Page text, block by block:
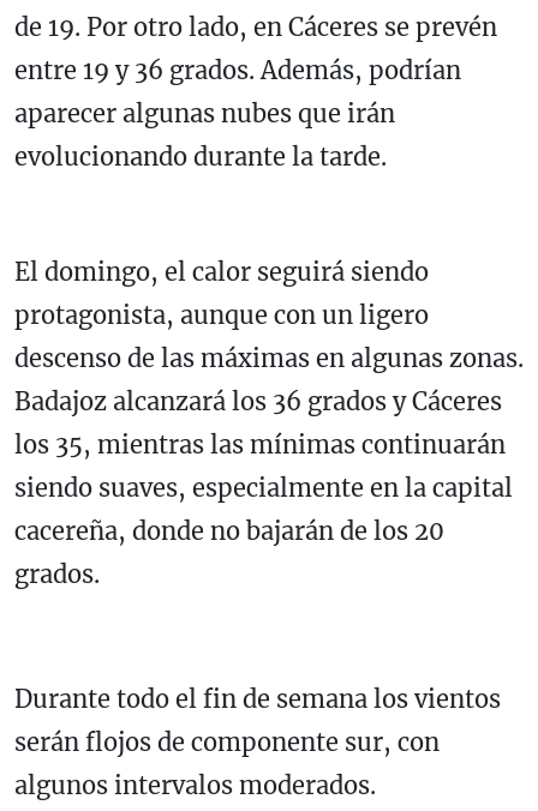
de 19. Por otro lado, en Cáceres se prevén
entre 19 y 36 grados. Además, podrían
aparecer algunas nubes que irán
evolucionando durante la tarde.
El domingo, el calor seguirá siendo
protagonista, aunque con un ligero
descenso de las máximas en algunas zonas.
Badajoz alcanzará los 36 grados y Cáceres
los 35, mientras las mínimas continuarán
siendo suaves, especialmente en la capital
cacereña, donde no bajarán de los 20
grados.
Durante todo el fin de semana los vientos
serán flojos de componente sur, con
algunos intervalos moderados.